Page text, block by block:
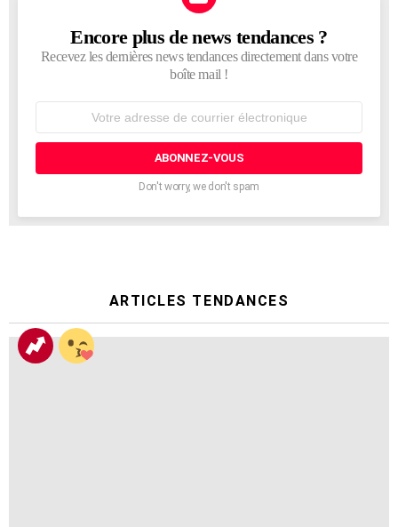
NEWSLETTER
Encore plus de news tendances ?
Recevez les dernières news tendances directement dans votre
boîte mail !
courrier
Don't worry, we don't spam
ARTICLES TENDANCES